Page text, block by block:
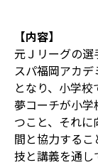
【内容】
元Ｊリーグの
スパ福岡アカ
となり、小学校
夢コーチが小
つこと、それ
間と協力する
技と講義を通し